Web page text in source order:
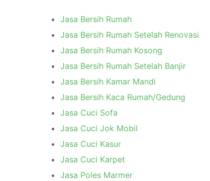
Jasa Bersih Rumah
Jasa Bersih Rumah Setelah Renovasi
Jasa Bersih Rumah Kosong
Jasa Bersih Rumah Setelah Banjir
Jasa Bersih Kamar Mandi
Jasa Bersih Kaca Rumah/Gedung
Jasa Cuci Sofa
Jasa Cuci Jok Mobil
Jasa Cuci Kasur
Jasa Cuci Karpet
Jasa Poles Marmer